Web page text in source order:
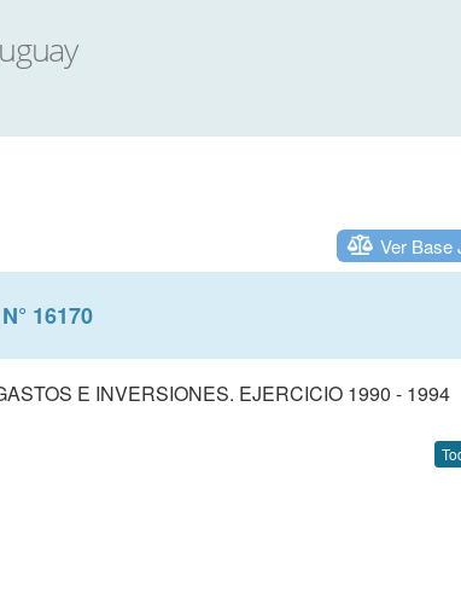
Ver Base
N° 16170
E INVERSIONES. EJERCICIO 1990 - 1994